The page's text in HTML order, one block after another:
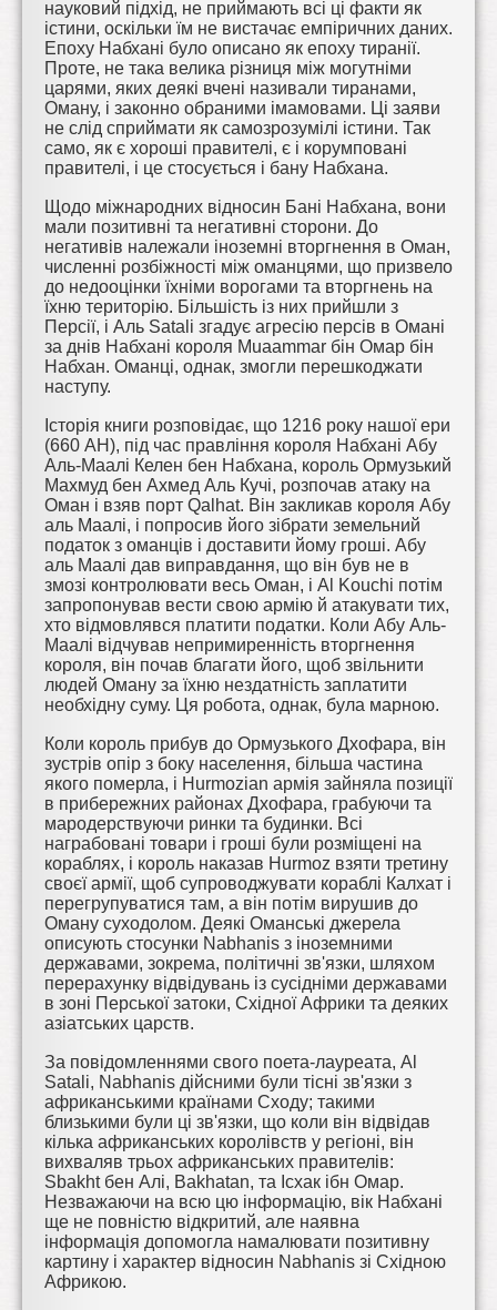
науковий підхід, не приймають всі ці факти як
істини, оскільки їм не вистачає емпіричних даних.
Епоху Набхані було описано як епоху тиранії.
Проте, не така велика різниця між могутніми
царями, яких деякі вчені називали тиранами,
Оману, і законно обраними імамовами. Ці заяви
не слід сприймати як самозрозумілі істини. Так
само, як є хороші правителі, є і корумповані
правителі, і це стосується і бану Набхана.
Щодо міжнародних відносин Бані Набхана, вони
мали позитивні та негативні сторони. До
негативів належали іноземні вторгнення в Оман,
численні розбіжності між оманцями, що призвело
до недооцінки їхніми ворогами та вторгнень на
їхню територію. Більшість із них прийшли з
Персії, і Аль Satali згадує агресію персів в Омані
за днів Набхані короля Muaammar бін Омар бін
Набхан. Оманці, однак, змогли перешкоджати
наступу.
Історія книги розповідає, що 1216 року нашої ери
(660 AH), під час правління короля Набхані Абу
Аль-Маалі Келен бен Набхана, король Ормузький
Махмуд бен Ахмед Аль Кучі, розпочав атаку на
Оман і взяв порт Qalhat. Він закликав короля Абу
аль Маалі, і попросив його зібрати земельний
податок з оманців і доставити йому гроші. Абу
аль Маалі дав виправдання, що він був не в
змозі контролювати весь Оман, і Al Kouchi потім
запропонував вести свою армію й атакувати тих,
хто відмовлявся платити податки. Коли Абу Аль-
Маалі відчував непримиренність вторгнення
короля, він почав благати його, щоб звільнити
людей Оману за їхню нездатність заплатити
необхідну суму. Ця робота, однак, була марною.
Коли король прибув до Ормузького Дхофара, він
зустрів опір з боку населення, більша частина
якого померла, і Hurmozian армія зайняла позиції
в прибережних районах Дхофара, грабуючи та
мародерствуючи ринки та будинки. Всі
награбовані товари і гроші були розміщені на
кораблях, і король наказав Hurmoz взяти третину
своєї армії, щоб супроводжувати кораблі Калхат і
перегрупуватися там, а він потім вирушив до
Оману суходолом. Деякі Оманські джерела
описують стосунки Nabhanis з іноземними
державами, зокрема, політичні зв'язки, шляхом
перерахунку відвідувань із сусідніми державами
в зоні Перської затоки, Східної Африки та деяких
азіатських царств.
За повідомленнями свого поета-лауреата, Al
Satali, Nabhanis дійсними були тісні зв'язки з
африканськими країнами Сходу; такими
близькими були ці зв'язки, що коли він відвідав
кілька африканських королівств у регіоні, він
вихваляв трьох африканських правителів:
Sbakht бен Алі, Bakhatan, та Ісхак ібн Омар.
Незважаючи на всю цю інформацію, вік Набхані
ще не повністю відкритий, але наявна
інформація допомогла намалювати позитивну
картину і характер відносин Nabhanis зі Східною
Африкою.